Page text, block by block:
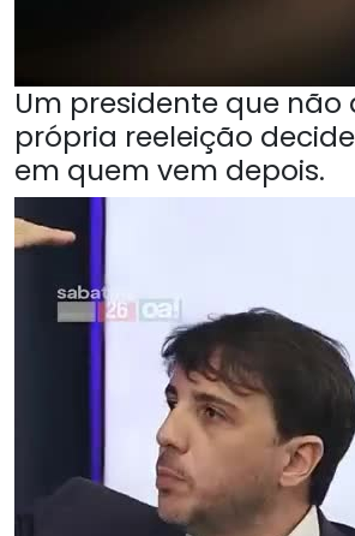
Um presidente que não
própria reeleição
em quem vem depois.